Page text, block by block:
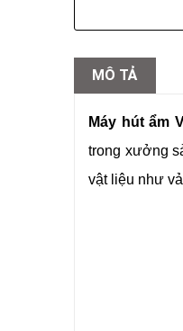
Phạm vi hoạt
Tiêu chuẩn bảo
MÔ TẢ
Máy hút ẩm
trong xưởng
vật liệu như